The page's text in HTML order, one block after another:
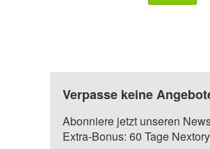
Verpasse keine
Abonniere jetzt unseren
Extra-Bonus: 60 Tage